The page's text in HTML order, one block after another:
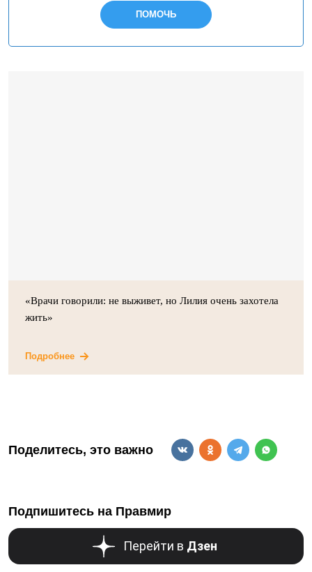
ПОМОЧЬ
«Врачи говорили: не выживет, но Лилия очень захотела
жить»
Подробнее
Поделитесь, это важно
Подпишитесь на Правмир
Перейти в Дзен